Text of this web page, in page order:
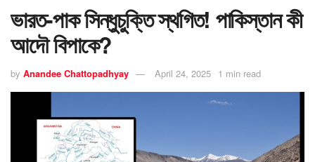
ভারত-পাক সিন্ধুচুক্তি স্থগিত! পাকিস্তান কী
আদৌ বিপাকে?
by Anandee Chattopadhyay April 24, 2025 1 min read